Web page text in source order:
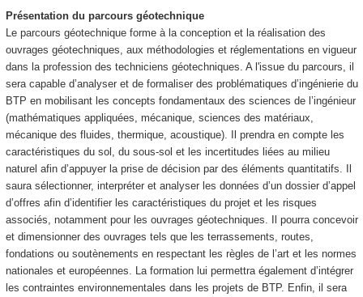
Présentation du parcours géotechnique
Le parcours géotechnique forme à la conception et la réalisation des
ouvrages géotechniques, aux méthodologies et réglementations en vigueur
dans la profession des techniciens géotechniques. A l'issue du parcours, il
sera capable d’analyser et de formaliser des problématiques d’ingénierie du
BTP en mobilisant les concepts fondamentaux des sciences de l’ingénieur
(mathématiques appliquées, mécanique, sciences des matériaux,
mécanique des fluides, thermique, acoustique). Il prendra en compte les
caractéristiques du sol, du sous-sol et les incertitudes liées au milieu
naturel afin d’appuyer la prise de décision par des éléments quantitatifs. Il
saura sélectionner, interpréter et analyser les données d’un dossier d’appel
d’offres afin d’identifier les caractéristiques du projet et les risques
associés, notamment pour les ouvrages géotechniques. Il pourra concevoir
et dimensionner des ouvrages tels que les terrassements, routes,
fondations ou soutènements en respectant les règles de l’art et les normes
nationales et européennes. La formation lui permettra également d’intégrer
les contraintes environnementales dans les projets de BTP. Enfin, il sera